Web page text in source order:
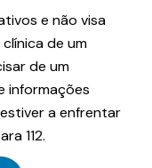
e não visa
de um
de um
informações
a enfrentar
112.